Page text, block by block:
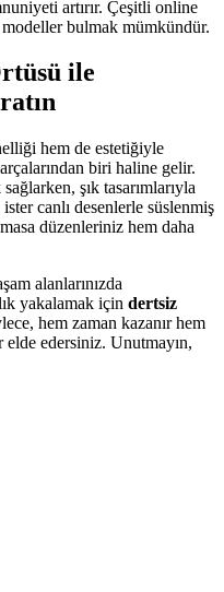
artırır. Çeşitli online
bulmak mümkündür.
ile
hem de estetiğiyle
biri haline gelir.
şık tasarımlarıyla
canlı desenlerle süslenmiş
düzenleriniz hem daha
alanlarınızda
yakalamak için dertsiz
hem zaman kazanır hem
elde edersiniz. Unutmayın,